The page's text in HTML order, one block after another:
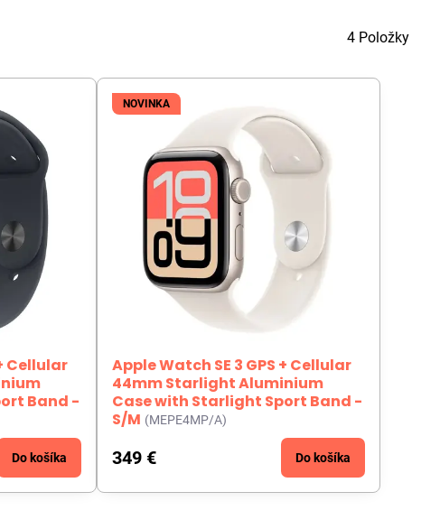
4 Položky
Cellular
Band -
Do košíka
NOVINKA
Apple Watch SE 3 GPS + Cellular
44mm Starlight Aluminium
Case with Starlight Sport Band -
S/M (MEPE4MP/A)
349 € Do košíka